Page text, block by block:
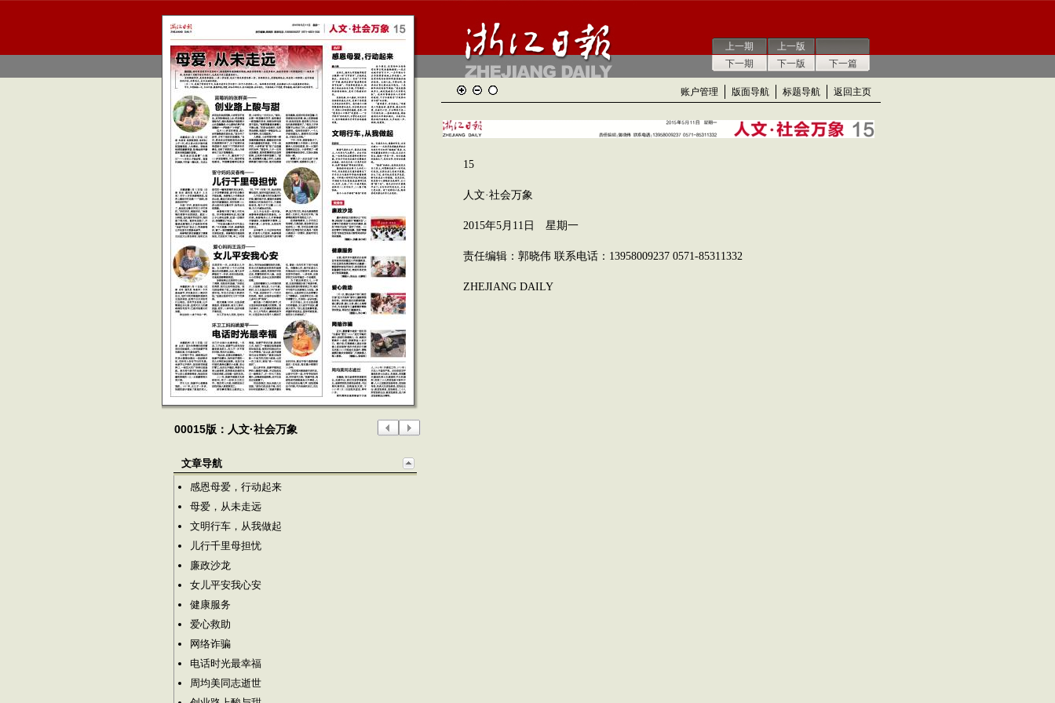
上一期
下一期
上一版
下一版
下一篇
00015版：人文·社会万象
文章导航
感恩母爱，行动起来
母爱，从未走远
文明行车，从我做起
儿行千里母担忧
廉政沙龙
女儿平安我心安
健康服务
爱心救助
网络诈骗
电话时光最幸福
周均美同志逝世
账户管理 版面导航 标题导航 返回主页
15
人文·社会万象
2015年5月11日 星期一
责任编辑：郭晓伟 联系电话：13958009237 0571-85311332
ZHEJIANG DAILY